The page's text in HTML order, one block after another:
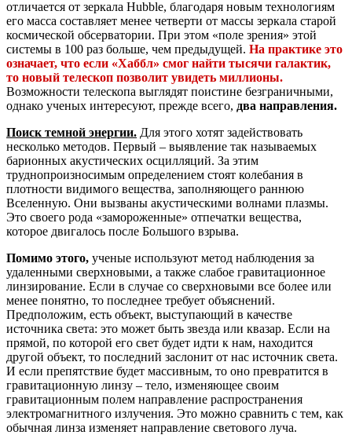
отличается от зеркала Hubble, благодаря новым технологиям
его масса составляет менее четверти от массы зеркала старой
космической обсерватории. При этом «поле зрения» этой
системы в 100 раз больше, чем предыдущей. На практике это
означает, что если «Хаббл» смог найти тысячи галактик,
то новый телескоп позволит увидеть миллионы.
Возможности телескопа выглядят поистине безграничными,
однако ученых интересуют, прежде всего, два направления.
Поиск темной энергии. Для этого хотят задействовать
несколько методов. Первый – выявление так называемых
барионных акустических осцилляций. За этим
труднопроизносимым определением стоят колебания в
плотности видимого вещества, заполняющего раннюю
Вселенную. Они вызваны акустическими волнами плазмы.
Это своего рода «замороженные» отпечатки вещества,
которое двигалось после Большого взрыва.
Помимо этого, ученые используют метод наблюдения за
удаленными сверхновыми, а также слабое гравитационное
линзирование. Если в случае со сверхновыми все более или
менее понятно, то последнее требует объяснений.
Предположим, есть объект, выступающий в качестве
источника света: это может быть звезда или квазар. Если на
прямой, по которой его свет будет идти к нам, находится
другой объект, то последний заслонит от нас источник света.
И если препятствие будет массивным, то оно превратится в
гравитационную линзу – тело, изменяющее своим
гравитационным полем направление распространения
электромагнитного излучения. Это можно сравнить с тем, как
обычная линза изменяет направление светового луча.